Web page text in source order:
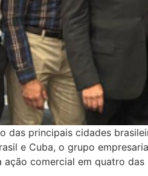
das principais cidades
e Cuba, o grupo
ação comercial em quatro